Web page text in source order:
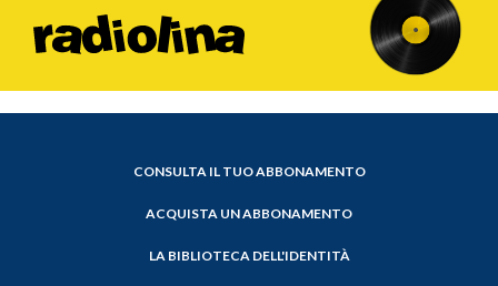
CONSULTA IL TUO ABBONAMENTO
ACQUISTA UN ABBONAMENTO
LA BIBLIOTECA DELL'IDENTITÀ